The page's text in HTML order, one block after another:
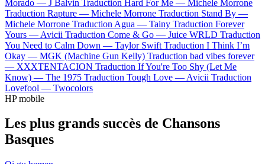
Morado — J Balvin Traduction Hard For Me — Michele Morrone
Traduction Rapture — Michele Morrone Traduction Stand By —
Michele Morrone Traduction Agua — Tainy Traduction Forever
Yours — Avicii Traduction Come & Go — Juice WRLD Traduction
You Need to Calm Down — Taylor Swift Traduction I Think I’m
Okay — MGK (Machine Gun Kelly) Traduction bad vibes forever
— XXXTENTACION Traduction If You're Too Shy (Let Me
Know) — The 1975 Traduction Tough Love — Avicii Traduction
Lovefool — Twocolors
HP mobile
Les plus grands succès de Chansons
Basques